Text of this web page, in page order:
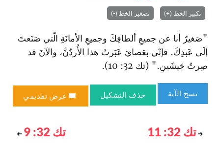
تكبير الخط (+) تصغير الخط (-)
"صَغيرٌ أنا عن جميعِ ألطافِكَ وجميعِ الأمانَةِ الّتي صَنَعتَ
إلَى عَبدِكَ. فإنّي بعَصايَ عَبَرتُ هذا الأُردُنَّ، والآنَ قد
صِرتُ جَيشَينِ." (تك 32: 10).
نسخ الآية حذف التشكيل عرض تقديمي
تك 32: 11 تك 32: 9